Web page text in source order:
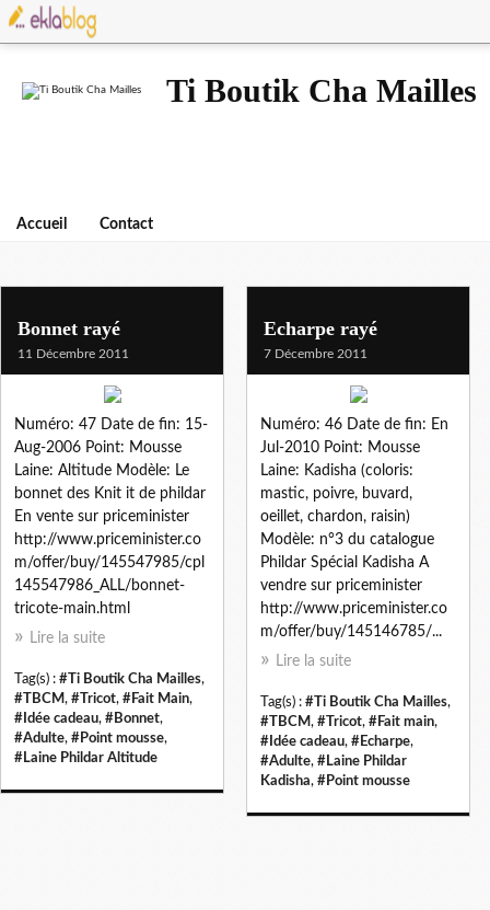
Ti Boutik Cha Mailles
Accueil Contact
Bonnet rayé
11 Décembre 2011
Numéro: 47 Date de fin: 15-
Aug-2006 Point: Mousse
Laine: Altitude Modèle: Le
bonnet des Knit it de phildar
En vente sur priceminister
http://www.priceminister.co
m/offer/buy/145547985/cpl
145547986_ALL/bonnet-
tricote-main.html
Lire la suite
Tag(s) : #Ti Boutik Cha Mailles,
#TBCM, #Tricot, #Fait Main,
#Idée cadeau, #Bonnet,
#Adulte, #Point mousse,
#Laine Phildar Altitude
Echarpe rayé
7 Décembre 2011
Numéro: 46 Date de fin: En
Jul-2010 Point: Mousse
Laine: Kadisha (coloris:
mastic, poivre, buvard,
oeillet, chardon, raisin)
Modèle: n°3 du catalogue
Phildar Spécial Kadisha A
vendre sur priceminister
http://www.priceminister.co
m/offer/buy/145146785/...
Lire la suite
Tag(s) : #Ti Boutik Cha Mailles,
#TBCM, #Tricot, #Fait main,
#Idée cadeau, #Echarpe,
#Adulte, #Laine Phildar
Kadisha, #Point mousse